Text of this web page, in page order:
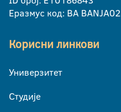
Еразмус код: BA BANJA02
Корисни линкови
Универзитет
Студије